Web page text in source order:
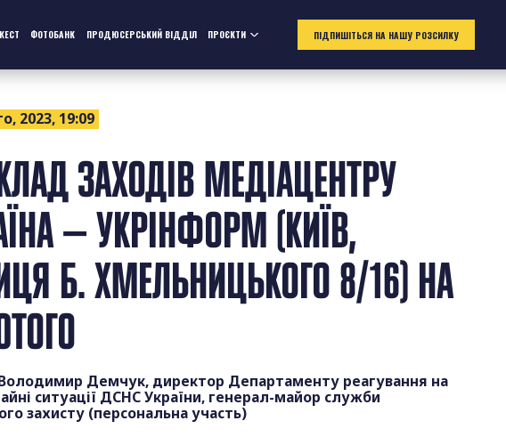
ФОТОБАНК ПРОДЮСЕРСЬКИЙ ВІДДІЛ ПРОЄКТИ ПІДПИШІТЬСЯ НА НАШУ РОЗСИЛКУ
2023, 19:09
ЗАХОДІВ МЕДІАЦЕНТРУ
— УКРІНФОРМ (КИЇВ,
Б. ХМЕЛЬНИЦЬКОГО 8/16) НА
Демчук, директор Департаменту реагування на
ситуації ДСНС України, генерал-майор служби
захисту (персональна участь)